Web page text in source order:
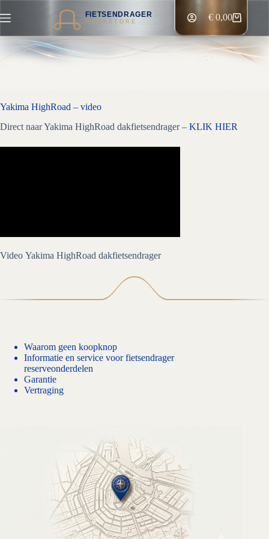
naar
inhoud
FIETSENDRAGER
MEGASTORE Winkelwagen
€0,00
Yakima HighRoad – video
Direct naar Yakima HighRoad dakfietsendrager – KLIK HIER
Video Yakima HighRoad dakfietsendrager
Waarom geen koopknop
Informatie en service voor fietsendrager
reserveonderdelen
Garantie
Vertraging